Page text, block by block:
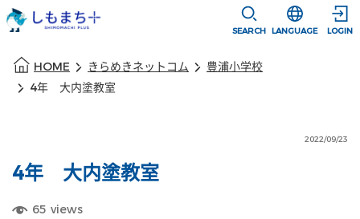
SEARCH
選択すると言
LANGUAGE LOGIN
HOME きらめきネットコム
豊浦小学校
4年 大内塗教室
2022/09/23
4年 大内塗教室
65 views